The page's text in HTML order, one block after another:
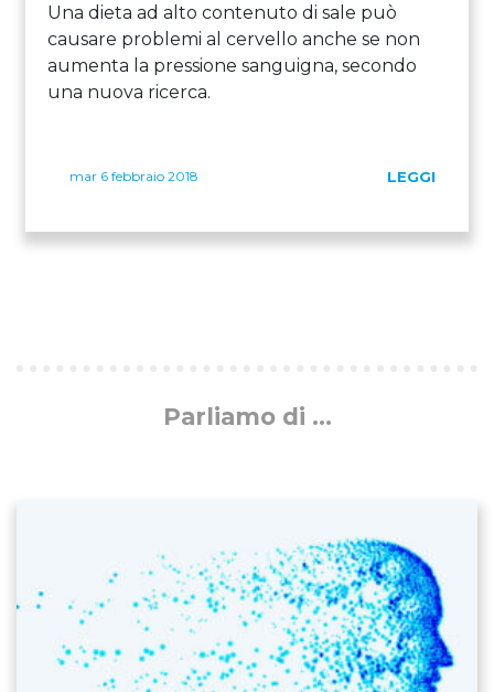
Una dieta ad alto contenuto di sale può
causare problemi al cervello anche se non
aumenta la pressione sanguigna, secondo
una nuova ricerca.
mar 6 febbraio 2018 LEGGI
Parliamo di ...